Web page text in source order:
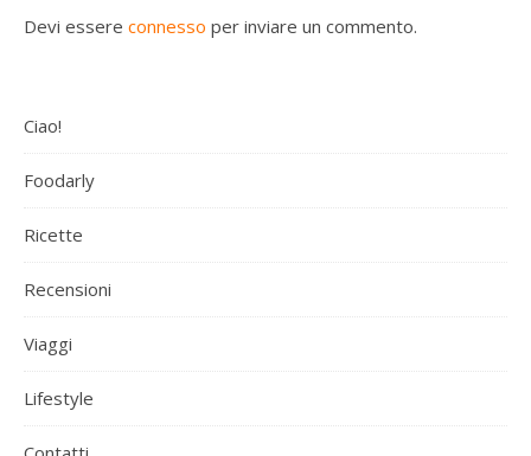
Devi essere connesso per inviare un commento.
Ciao!
Foodarly
Ricette
Recensioni
Viaggi
Lifestyle